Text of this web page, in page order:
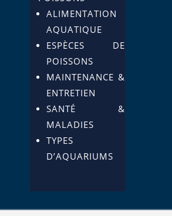
ALIMENTATION
AQUATIQUE
ESPÈCES DE
POISSONS
MAINTENANCE &
ENTRETIEN
SANTÉ &
MALADIES
TYPES
D’AQUARIUMS